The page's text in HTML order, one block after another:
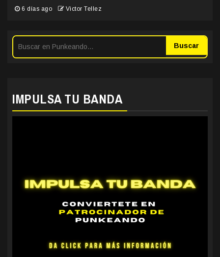
6 días ago Victor Tellez
Buscar
IMPULSA TU BANDA